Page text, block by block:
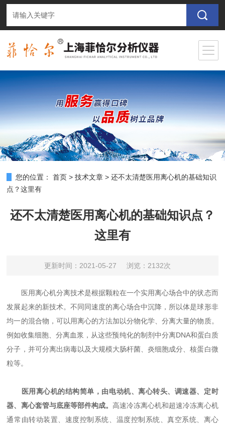
您的位置： 首页 >技术文章 >还不太清楚医用离心机的基础知识
点？这里有
还不太清楚医用离心机的基础知识点？
这里有
更新时间：2021-05-27 浏览：2132次
医用离心机分离技术是根据颗粒在一个实用离心场合中的状态而
发展起来的新技术。不同同速度的离心场合中沉降，所以体是球形非
均一的混合物，可以用离心的方法加以分物化学、分离大量的物质。
例如收集细胞、分离血浆，从这些预纯化的制剂中分离DNA和蛋白质
分子，并可分离出病毒以及大规模大肠杆菌、炎细胞成分、核蛋白微
粒等。
医用离心机的结构简单，由电动机、离心转头、调速器、定时
器、离心套管与底座等部件构成。高速冷冻离心机和超速冷冻离心机
通常由转动装置、速度控制系统、温度控制系统、真空系统、离心